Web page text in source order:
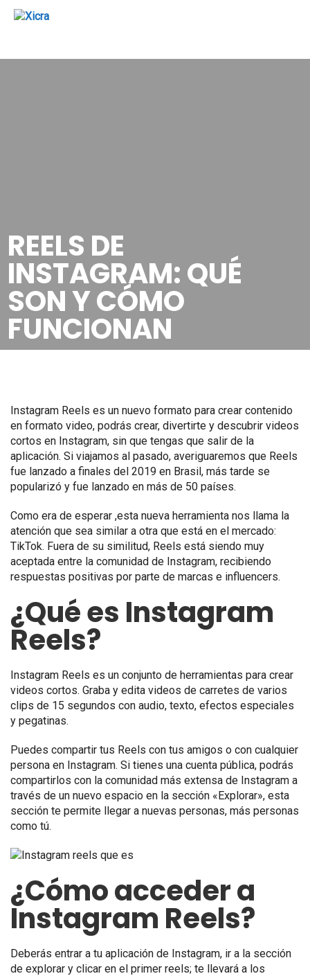
REELS DE
INSTAGRAM: QUÉ
SON Y CÓMO
FUNCIONAN
Instagram Reels es un nuevo formato para crear contenido
en formato video, podrás crear, divertirte y descubrir videos
cortos en Instagram, sin que tengas que salir de la
aplicación. Si viajamos al pasado, averiguaremos que Reels
fue lanzado a finales del 2019 en Brasil, más tarde se
popularizó y fue lanzado en más de 50 países.
Como era de esperar ,esta nueva herramienta nos llama la
atención que sea similar a otra que está en el mercado:
TikTok. Fuera de su similitud, Reels está siendo muy
aceptada entre la comunidad de Instagram, recibiendo
respuestas positivas por parte de marcas e influencers.
¿Qué es Instagram
Reels?
Instagram Reels es un conjunto de herramientas para crear
videos cortos. Graba y edita videos de carretes de varios
clips de 15 segundos con audio, texto, efectos especiales
y pegatinas.
Puedes compartir tus Reels con tus amigos o con cualquier
persona en Instagram. Si tienes una cuenta pública, podrás
compartirlos con la comunidad más extensa de Instagram a
través de un nuevo espacio en la sección «Explorar», esta
sección te permite llegar a nuevas personas, más personas
como tú.
¿Cómo acceder a
Instagram Reels?
Deberás entrar a tu aplicación de Instagram, ir a la sección
de explorar y clicar en el primer reels; te llevará a los